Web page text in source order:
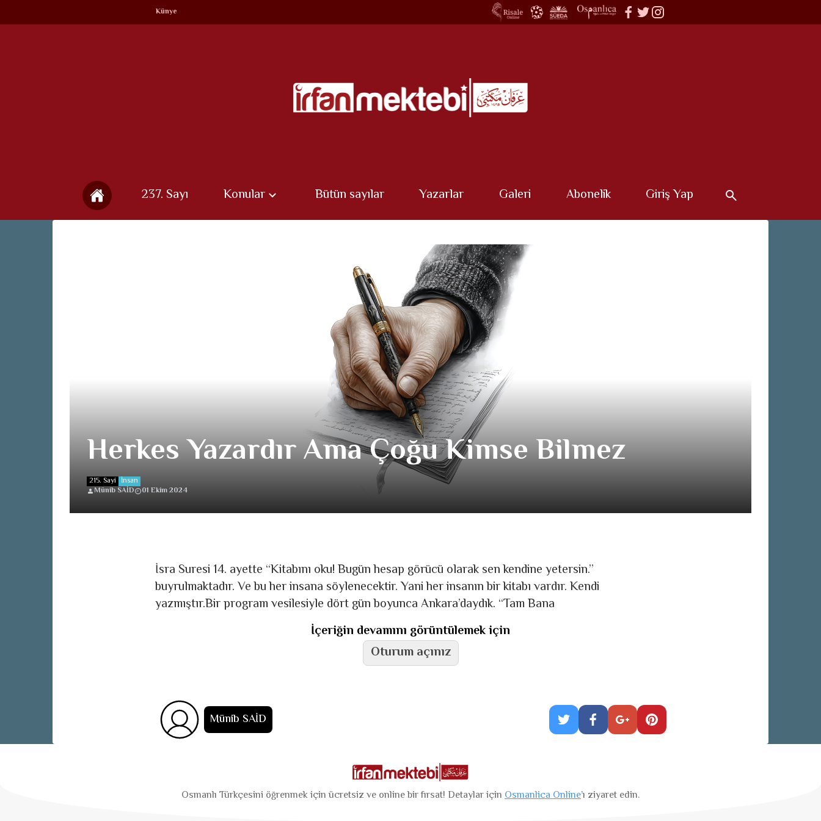
Künye
237. Sayı Konular Bütün sayılar Yazarlar Galeri Abonelik Giriş Yap
Herkes Yazardır Ama Çoğu Kimse Bilmez
215. Sayi İnsan
Münib SAİD
01 Ekim 2024
İsra Suresi 14. ayette “Kitabını oku! Bugün hesap görücü olarak sen kendine yetersin.”
buyrulmaktadır. Ve bu her insana söylenecektir. Yani her insanın bir kitabı vardır. Kendi
yazmıştır.Bir program vesilesiyle dört gün boyunca Ankara’daydık. “Tam Bana
İçeriğin devamını görüntülemek için
Oturum açınız
Münib SAİD
Osmanlı Türkçesini öğrenmek için ücretsiz ve online bir fırsat! Detaylar için Osmanlica Online’ı ziyaret edin.